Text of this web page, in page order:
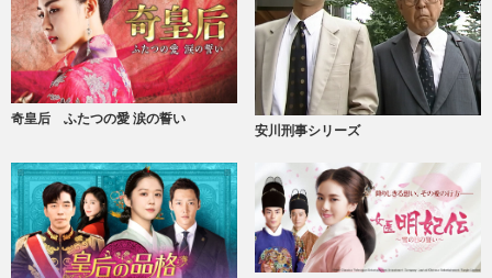
奇皇后 ふたつの愛 涙の誓い
安川刑事シリーズ